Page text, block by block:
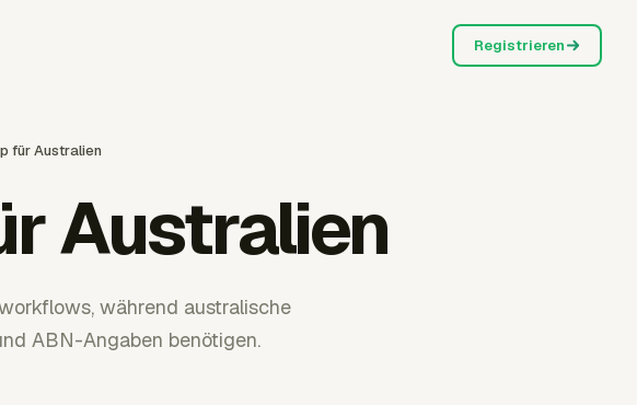
Registrieren
für Australien
Australien
während australische
ABN-Angaben benötigen.